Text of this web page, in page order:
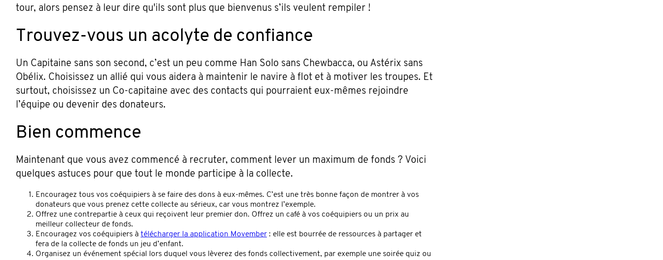
tour, alors pensez à leur dire qu'ils sont plus que bienvenus s’ils veulent rempiler !
Trouvez-vous un acolyte de confiance
Un Capitaine sans son second, c’est un peu comme Han Solo sans Chewbacca, ou Astérix sans
Obélix. Choisissez un allié qui vous aidera à maintenir le navire à flot et à motiver les troupes. Et
surtout, choisissez un Co-capitaine avec des contacts qui pourraient eux-mêmes rejoindre
l’équipe ou devenir des donateurs.
Bien commence
Maintenant que vous avez commencé à recruter, comment lever un maximum de fonds ? Voici
quelques astuces pour que tout le monde participe à la collecte.
Encouragez tous vos coéquipiers à se faire des dons à eux-mêmes. C’est une très bonne façon de montrer à vos
donateurs que vous prenez cette collecte au sérieux, car vous montrez l’exemple.
Offrez une contrepartie à ceux qui reçoivent leur premier don. Offrez un café à vos coéquipiers ou un prix au
meilleur collecteur de fonds.
Encouragez vos coéquipiers à télécharger la application Movember : elle est bourrée de ressources à partager et
fera de la collecte de fonds un jeu d’enfant.
Organisez un événement spécial lors duquel vous lèverez des fonds collectivement, par exemple une soirée quiz ou